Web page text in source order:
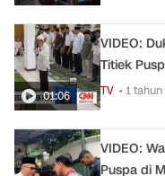
01:06
VIDEO:
Titiek
TV • 1
VIDEO:
Puspa di